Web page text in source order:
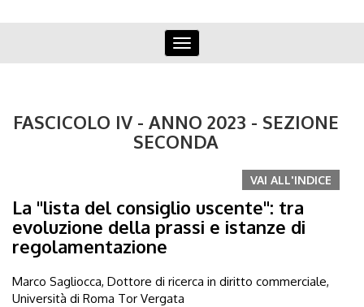
Toggle
navigation
FASCICOLO IV - ANNO 2023 - SEZIONE
SECONDA
VAI ALL'INDICE
La "lista del consiglio uscente": tra
evoluzione della prassi e istanze di
regolamentazione
Marco Sagliocca, Dottore di ricerca in diritto commerciale,
Università di Roma Tor Vergata